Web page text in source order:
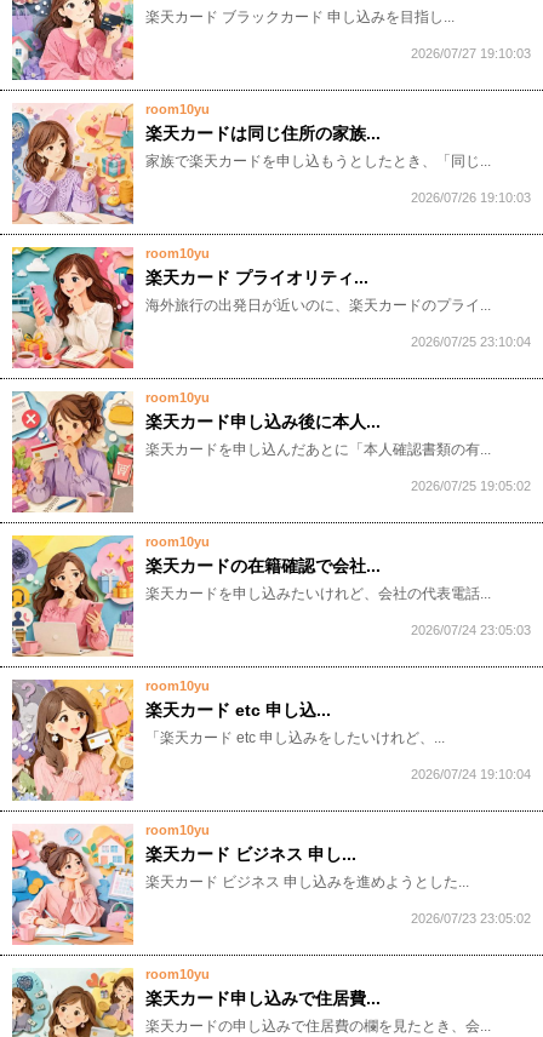
​​​​​​楽天カード ブラックカード 申し込みを目指し...
2026/07/27 19:10:03
room10yu
楽天カードは同じ住所の家族...
​​​​​家族で楽天カードを申し込もうとしたとき、「同じ...
2026/07/26 19:10:03
room10yu
楽天カード プライオリティ...
​​​​​海外旅行の出発日が近いのに、楽天カードのプライ...
2026/07/25 23:10:04
room10yu
楽天カード申し込み後に本人...
​​​​​楽天カードを申し込んだあとに「本人確認書類の有...
2026/07/25 19:05:02
room10yu
楽天カードの在籍確認で会社...
​​​​​楽天カードを申し込みたいけれど、会社の代表電話...
2026/07/24 23:05:03
room10yu
楽天カード etc 申し込...
​​​​​「楽天カード etc 申し込みをしたいけれど、...
2026/07/24 19:10:04
room10yu
楽天カード ビジネス 申し...
​​​​​楽天カード ビジネス 申し込みを進めようとした...
2026/07/23 23:05:02
room10yu
楽天カード申し込みで住居費...
​​​​​楽天カードの申し込みで住居費の欄を見たとき、会...